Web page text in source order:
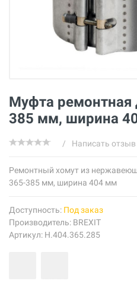
Муфта ремонтная
385 мм, ширина
/ Написать отзыв
Ремонтный хомут из
365-385 мм, ширина 404 мм
Доступность: Под заказ
Производитель: BREXIT
Артикул: Н.404.365.285